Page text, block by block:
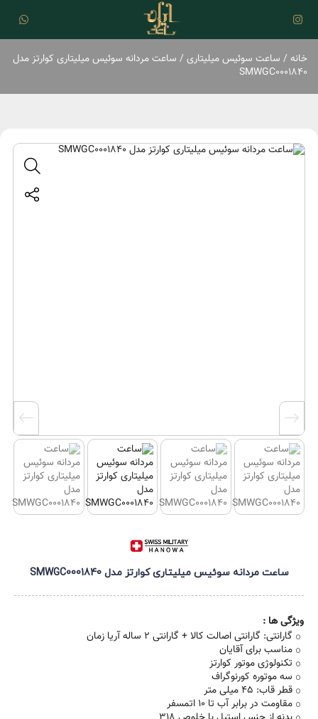
خانه / ساعت سوئیس میلیتاری / ساعت مردانه سوئیس میلیتاری کوارتز مدل
SMWGC0001840
ساعت مردانه سوئیس میلیتاری کوارتز مدل SMWGC0001840
ویژگی ها :
گارانتی: گارانتی اصالت کالا + گارانتی 2 ساله آریا زمان
مناسب برای آقایان
تکنولوژی موتور کوارتز
سه موتوره کورنوگراف
قطر قاب: 45 میلی متر
مقاومت در برابر آب تا 10 اتمسفر